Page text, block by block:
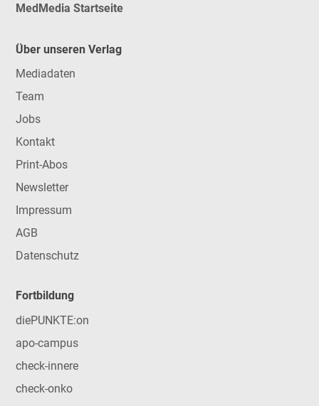
MedMedia Startseite
Über unseren Verlag
Mediadaten
Team
Jobs
Kontakt
Print-Abos
Newsletter
Impressum
AGB
Datenschutz
Fortbildung
diePUNKTE:on
apo-campus
check-innere
check-onko